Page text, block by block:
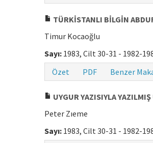
TÜRKİSTANLI BİLGİN
Timur Kocaoğlu
Sayı: 1983, Cilt 30-31 - 1982-
Özet
PDF Benzer
UYGUR YAZISIYLA
Peter Zıeme
Sayı: 1983, Cilt 30-31 - 1982-